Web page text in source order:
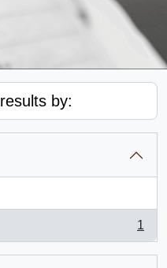
by:
1